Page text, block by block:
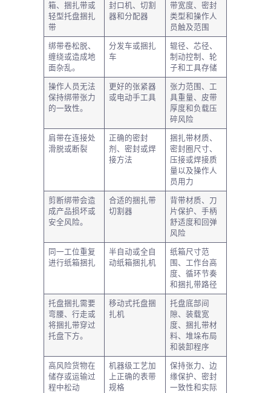
箱、捆扎带或
轻型托盘捆扎
带
封口机、切割
器和分配器
带宽度、密封
类型和操作人
员触及范围
绑带卷松脱、
缠绕或造成地
面杂乱。
分发车或捆扎
车
辊径、芯径、
制动控制、轮
子和工具存储
操作人员无法
保持绑带张力
的一致性。
更好的张紧器
或电动手工具
张力范围、工
具重量、皮带
厚度和负载压
碎风险
肩带在连接处
滑脱或断裂
正确的密封
剂、密封或焊
接方法
捆扎带材质、
密封圈尺寸、
压接或焊接质
量以及操作人
员用力
剪断绑带会造
成产品损坏或
安全风险。
合适的捆扎带
切割器
背带材质、刀
片保护、手柄
舒适度和回弹
风险
同一工位重复
进行纸箱捆扎
半自动或全自
动纸箱捆扎机
纸箱尺寸范
围、工作台高
度、循环节奏
和捆扎带路径
托盘捆扎需要
弯腰、行走或
将捆扎带穿过
托盘下方。
移动式托盘捆
扎机
托盘底部间
隙、装载宽
度、捆扎带材
料、堆垛布局
和装卸程序
高风险货物在
储存或运输过
程中松动
机器级工艺加
上正确的表带
规格
保持张力、边
缘保护、密封
一致性和实际